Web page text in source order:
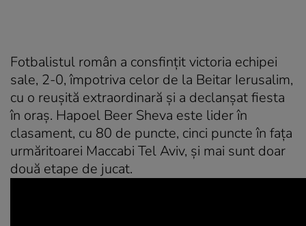
Fotbalistul român a consfințit victoria echipei
sale, 2-0, împotriva celor de la Beitar Ierusalim,
cu o reușită extraordinară și a declanșat fiesta
în oraș. Hapoel Beer Sheva este lider în
clasament, cu 80 de puncte, cinci puncte în fața
urmăritoarei Maccabi Tel Aviv, și mai sunt doar
două etape de jucat.